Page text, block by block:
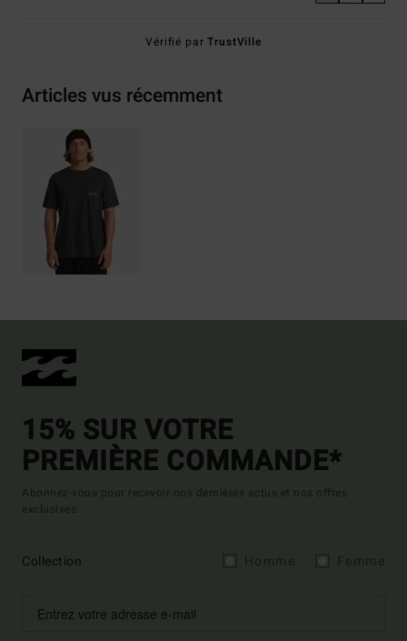
Vérifié parTrustVille
Articles vus récemment
15% SUR VOTRE
PREMIÈRE COMMANDE*
Abonnez-vous pour recevoir nos dernières actus et nos offres
exclusives.
Collection